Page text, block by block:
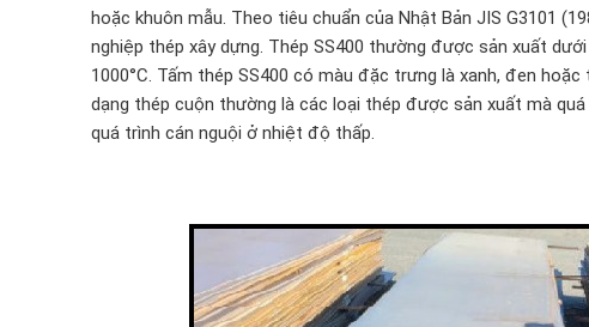
hoặc khuôn mẫu. Theo tiêu chuẩn của Nhật Bản JIS G3101
nghiệp thép xây dựng. Thép SS400 thường được sản xuất
1000°C. Tấm thép SS400 có màu đặc trưng là xanh, đen
dạng thép cuộn thường là các loại thép được sản xuất mà
quá trình cán nguội ở nhiệt độ thấp.